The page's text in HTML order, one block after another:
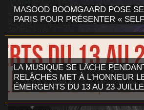
MASOOD BOOMGAARD POSE
PARIS POUR PRÉSENTER «
LA MUSIQUE SE LÂCHE
RELÂCHES MET À L'HONNEUR
ÉMERGENTS DU 13 AU 23